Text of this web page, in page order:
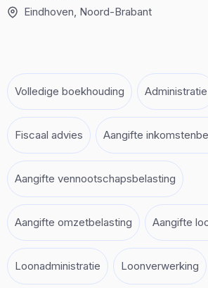
Eindhoven, Noord-Brabant
Volledige boekhouding Administratie
Fiscaal advies Aangifte
Aangifte vennootschapsbelasting
Aangifte omzetbelasting Aangifte
Loonadministratie Loonverwerking